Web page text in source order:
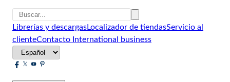
Librerías y descargasLocalizador de tiendasServicio al
clienteContacto International business